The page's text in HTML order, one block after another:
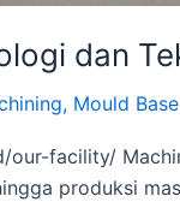
dan
, Mould
facility/
produksi